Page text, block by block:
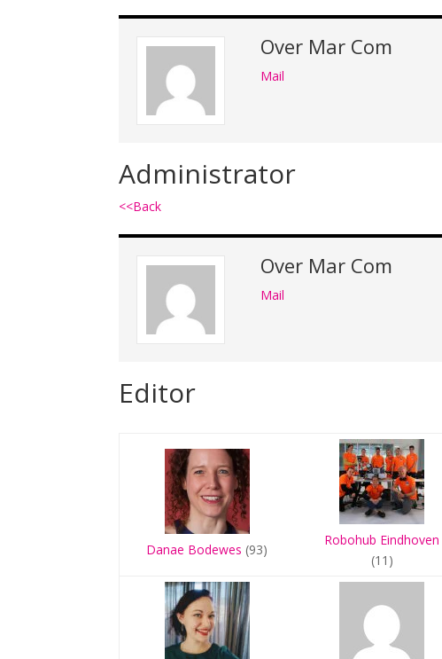
Over Mar Com
Mail
Administrator
<<Back
Over Mar Com
Mail
Editor
Danae Bodewes (93)
Robohub Eindhoven
(11)